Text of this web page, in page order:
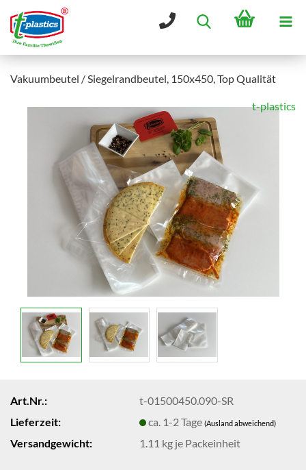
Vakuumbeutel / Siegelrandbeutel, 150x450, Top Qualität
t-plastics
Art.Nr.:
t-01500450.090-SR
Lieferzeit:
ca. 1-2 Tage(Ausland abweichend)
Versandgewicht: 1.11 kg je Packeinheit